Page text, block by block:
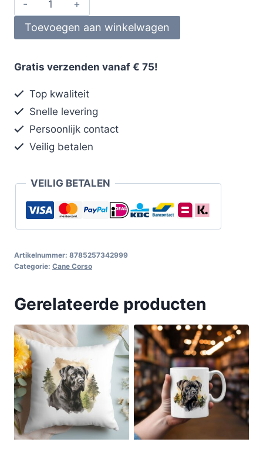
Toevoegen aan winkelwagen
Gratis verzenden vanaf € 75!
Top kwaliteit
Snelle levering
Persoonlijk contact
Veilig betalen
VEILIG BETALEN
Artikelnummer: 8785257342999
Categorie: Cane Corso
Gerelateerde producten